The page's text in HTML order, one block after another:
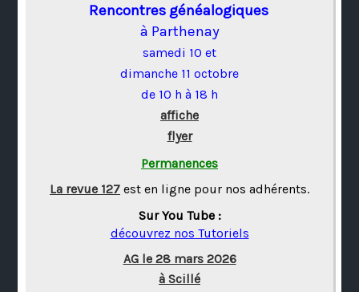
Rencontres généalogiques
à Parthenay
samedi 10 et
dimanche 11 octobre
de 10 h à 18 h
affiche
flyer
Permanences
La revue 127 est en ligne pour nos adhérents.
Sur You Tube :
découvrez nos Tutoriels
AG le 28 mars 2026
à Scillé